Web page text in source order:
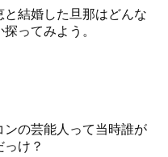
と結婚した旦那はどんな
探ってみよう。
ンの芸能人って当時誰が
っけ？